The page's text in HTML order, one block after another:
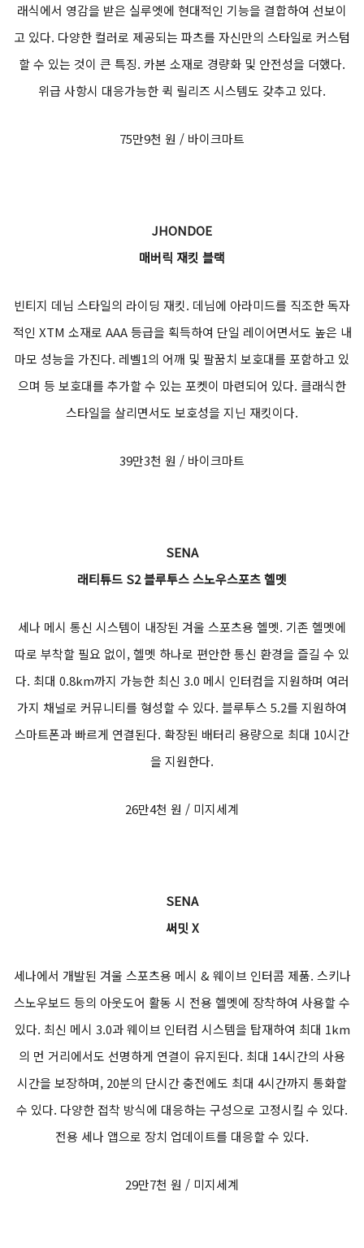
래식에서 영감을 받은 실루엣에 현대적인 기능을 결합하여 선보이
고 있다. 다양한 컬러로 제공되는 파츠를 자신만의 스타일로 커스텀
할 수 있는 것이 큰 특징. 카본 소재로 경량화 및 안전성을 더했다.
위급 사항시 대응가능한 퀵 릴리즈 시스템도 갖추고 있다.
75만9천 원 / 바이크마트
JHONDOE
매버릭 재킷 블랙
빈티지 데님 스타일의 라이딩 재킷. 데님에 아라미드를 직조한 독자
적인 XTM 소재로 AAA 등급을 획득하여 단일 레이어면서도 높은 내
마모 성능을 가진다. 레벨1의 어깨 및 팔꿈치 보호대를 포함하고 있
으며 등 보호대를 추가할 수 있는 포켓이 마련되어 있다. 클래식한
스타일을 살리면서도 보호성을 지닌 재킷이다.
39만3천 원 / 바이크마트
SENA
래티튜드 S2 블루투스 스노우스포츠 헬멧
세나 메시 통신 시스템이 내장된 겨울 스포츠용 헬멧. 기존 헬멧에
따로 부착할 필요 없이, 헬멧 하나로 편안한 통신 환경을 즐길 수 있
다. 최대 0.8km까지 가능한 최신 3.0 메시 인터컴을 지원하며 여러
가지 채널로 커뮤니티를 형성할 수 있다. 블루투스 5.2를 지원하여
스마트폰과 빠르게 연결된다. 확장된 배터리 용량으로 최대 10시간
을 지원한다.
26만4천 원 / 미지세계
SENA
써밋 X
세나에서 개발된 겨울 스포츠용 메시 & 웨이브 인터콤 제품. 스키나
스노우보드 등의 아웃도어 활동 시 전용 헬멧에 장착하여 사용할 수
있다. 최신 메시 3.0과 웨이브 인터컴 시스템을 탑재하여 최대 1km
의 먼 거리에서도 선명하게 연결이 유지된다. 최대 14시간의 사용
시간을 보장하며, 20분의 단시간 충전에도 최대 4시간까지 통화할
수 있다. 다양한 접착 방식에 대응하는 구성으로 고정시킬 수 있다.
전용 세나 앱으로 장치 업데이트를 대응할 수 있다.
29만7천 원 / 미지세계